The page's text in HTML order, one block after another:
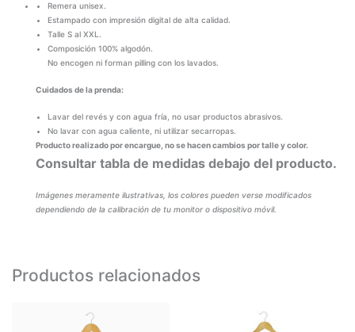
Remera unisex.
Estampado con impresión digital de alta calidad.
Talle S al XXL.
Composición 100% algodón.
No encogen ni forman pilling con los lavados.
Cuidados de la prenda:
Lavar del revés y con agua fría, no usar productos abrasivos.
No lavar con agua caliente, ni utilizar secarropas.
Producto realizado por encargue, no se hacen cambios por talle y color.
Consultar tabla de medidas debajo del producto.
Imágenes meramente ilustrativas, los colores pueden verse modificados
dependiendo de la calibración de tu monitor o dispositivo móvil.
Productos relacionados